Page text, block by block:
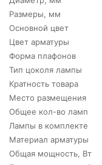
Размеры, мм
Основной цвет
Цвет арматуры
Форма плафонов
Тип цоколя лампы
Кратность товара
Место размещения
Общее кол-во ламп
Лампы в комплекте
Материал арматуры
Общая мощность, Вт